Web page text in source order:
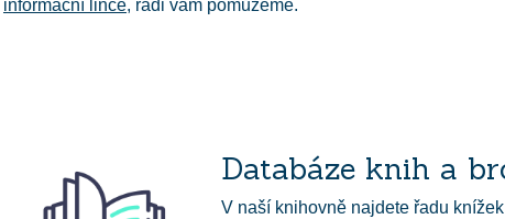
informační lince, rádi vám pomůžeme.
Databáze knih a
V naší knihovně najdete řadu